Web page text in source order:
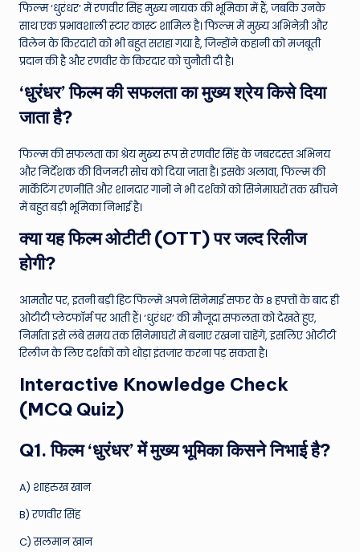
फिल्म ‘धुरंधर’ में रणवीर सिंह मुख्य नायक की भूमिका में हैं, जबकि उनके
साथ एक प्रभावशाली स्टार कास्ट शामिल है। फिल्म में मुख्य अभिनेत्री और
विलेन के किरदारों को भी बहुत सराहा गया है, जिन्होंने कहानी को मजबूती
प्रदान की है और रणवीर के किरदार को चुनौती दी है।
‘धुरंधर’ फिल्म की सफलता का मुख्य श्रेय किसे दिया
जाता है?
फिल्म की सफलता का श्रेय मुख्य रूप से रणवीर सिंह के जबरदस्त अभिनय
और निर्देशक की विजनरी सोच को दिया जाता है। इसके अलावा, फिल्म की
मार्केटिंग रणनीति और शानदार गानों ने भी दर्शकों को सिनेमाघरों तक खींचने
में बहुत बड़ी भूमिका निभाई है।
क्या यह फिल्म ओटीटी (OTT) पर जल्द रिलीज
होगी?
आमतौर पर, इतनी बड़ी हिट फिल्में अपने सिनेमाई सफर के 8 हफ्तों के बाद ही
ओटीटी प्लेटफॉर्म पर आती हैं। ‘धुरंधर’ की मौजूदा सफलता को देखते हुए,
निर्माता इसे लंबे समय तक सिनेमाघरों में बनाए रखना चाहेंगे, इसलिए ओटीटी
रिलीज के लिए दर्शकों को थोड़ा इंतजार करना पड़ सकता है।
Interactive Knowledge Check
(MCQ Quiz)
Q1. फिल्म ‘धुरंधर’ में मुख्य भूमिका किसने निभाई है?
A) शाहरुख खान
B) रणवीर सिंह
C) सलमान खान